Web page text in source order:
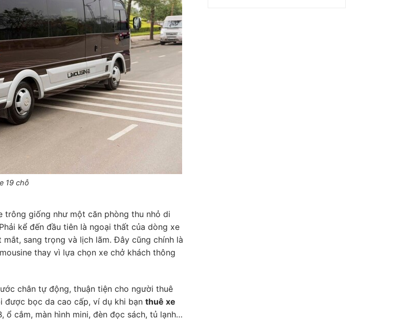
19 chỗ
trông giống như một căn phòng thu nhỏ di
kể đến đầu tiên là ngoại thất của dòng xe
sang trọng và lịch lãm. Đây cũng chính là
thay vì lựa chọn xe chở khách thông
chân tự động, thuận tiện cho người thuê
được bọc da cao cấp, ví dụ khi bạn thuê xe
ổ cắm, màn hình mini, đèn đọc sách, tủ lạnh…